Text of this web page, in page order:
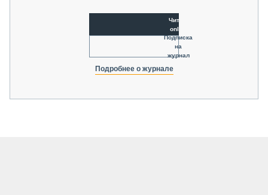
Читать
online
Подписка
на
журнал
Подробнее о журнале